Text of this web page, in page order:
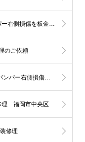
ベンツステーションワゴンのフロントバンパー右側損傷を板金塗装（ポールに接触） 福岡市博多区H様
のご依頼
Mercedes-Benz-ベンツCクラスのフロントバンパー右側損傷を板金塗装にて修理 福岡市中央区I様
理 福岡市中央区
修理